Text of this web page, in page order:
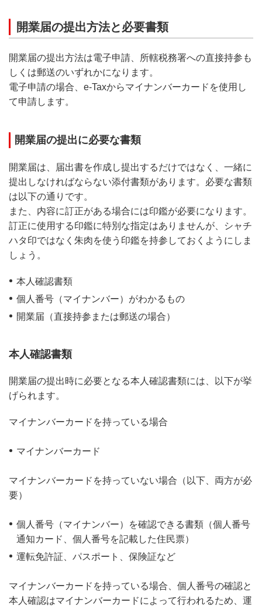
開業届の提出方法と必要書類
開業届の提出方法は電子申請、所轄税務署への直接持参も
しくは郵送のいずれかになります。
電子申請の場合、e-Taxからマイナンバーカードを使用し
て申請します。
開業届の提出に必要な書類
開業届は、届出書を作成し提出するだけではなく、一緒に
提出しなければならない添付書類があります。必要な書類
は以下の通りです。
また、内容に訂正がある場合には印鑑が必要になります。
訂正に使用する印鑑に特別な指定はありませんが、シャチ
ハタ印ではなく朱肉を使う印鑑を持参しておくようにしま
しょう。
本人確認書類
個人番号（マイナンバー）がわかるもの
開業届（直接持参または郵送の場合）
本人確認書類
開業届の提出時に必要となる本人確認書類には、以下が挙
げられます。
マイナンバーカードを持っている場合
マイナンバーカード
マイナンバーカードを持っていない場合（以下、両方が必
要）
個人番号（マイナンバー）を確認できる書類（個人番号
通知カード、個人番号を記載した住民票）
運転免許証、パスポート、保険証など
マイナンバーカードを持っている場合、個人番号の確認と
本人確認はマイナンバーカードによって行われるため、運